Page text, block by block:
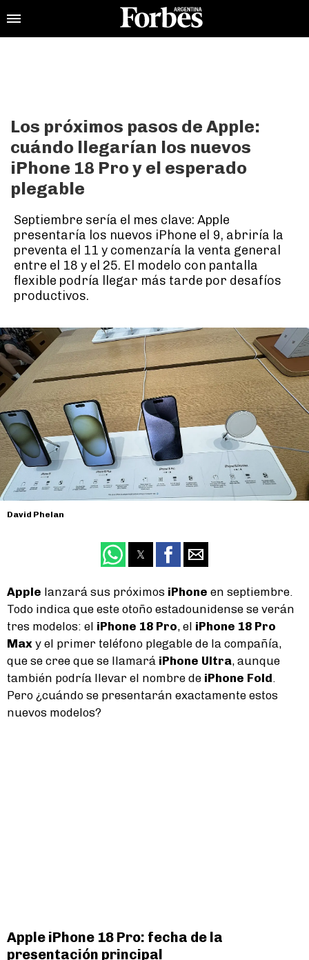
Los próximos pasos de Apple:
cuándo llegarían los nuevos
iPhone 18 Pro y el esperado
plegable
Septiembre sería el mes clave: Apple
presentaría los nuevos iPhone el 9, abriría la
preventa el 11 y comenzaría la venta general
entre el 18 y el 25. El modelo con pantalla
flexible podría llegar más tarde por desafíos
productivos.
David Phelan
Apple lanzará sus próximos iPhone en septiembre.
Todo indica que este otoño estadounidense se verán
tres modelos: el iPhone 18 Pro, el iPhone 18 Pro
Max y el primer teléfono plegable de la compañía,
que se cree que se llamará iPhone Ultra, aunque
también podría llevar el nombre de iPhone Fold
Pero ¿cuándo se presentarán exactamente estos
nuevos modelos?
Apple iPhone 18 Pro: fecha de la
presentación principal